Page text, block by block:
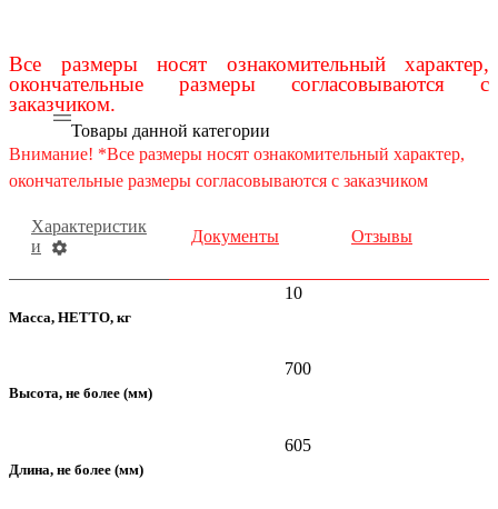
Все размеры носят ознакомительный характер,
окончательные размеры согласовываются с
заказчиком.
Товары данной категории
Внимание! *Все размеры носят ознакомительный характер,
окончательные размеры согласовываются с заказчиком
Характеристик
и
Документы Отзывы
Масса, НЕТТО, кг
10
Высота, не более (мм)
700
Длина, не более (мм)
605